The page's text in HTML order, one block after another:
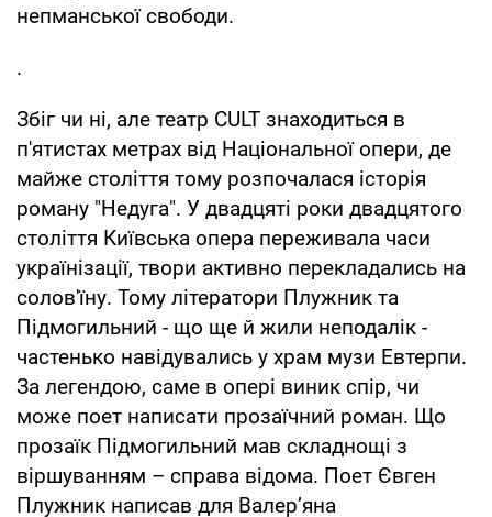
непманської свободи.
.
Збіг чи ні, але театр CULT знаходиться в
п'ятистах метрах від Національної опери, де
майже століття тому розпочалася історія
роману "Недуга". У двадцяті роки двадцятого
століття Київська опера переживала часи
українізації, твори активно перекладались на
солов'їну. Тому літератори Плужник та
Підмогильний - що ще й жили неподалік -
частенько навідувались у храм музи Евтерпи.
За легендою, саме в опері виник спір, чи
може поет написати прозаїчний роман. Що
прозаїк Підмогильний мав складнощі з
віршуванням – справа відома. Поет Євген
Плужник написав для Валер’яна